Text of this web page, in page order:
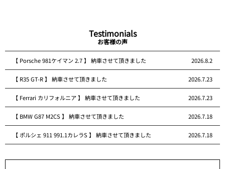
Testimonials
お客様の声
【 Porsche 981ケイマン 2.7 】 納車させて頂きました 2026.8.2
【 R35 GT-R 】 納車させて頂きました 2026.7.23
【 Ferrari カリフォルニア 】 納車させて頂きました 2026.7.23
【 BMW G87 M2CS 】 納車させて頂きました 2026.7.18
【 ポルシェ 911 991.1カレラS 】 納車させて頂きました 2026.7.18